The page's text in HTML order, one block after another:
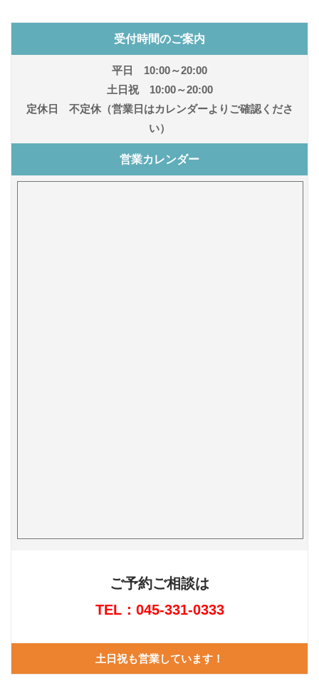
受付時間のご案内
平日 10:00～20:00
土日祝 10:00～20:00
定休日 不定休（営業日はカレンダーよりご確認くださ
い）
営業カレンダー
ご予約ご相談は
TEL：045-331-0333
土日祝も営業しています！